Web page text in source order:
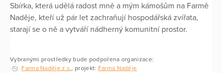
Sbírka, která udělá radost mně a mým kámošům na Farmě
Naděje, kteří už pár let zachraňují hospodářská zvířata,
starají se o ně a vytváří nádherný komunitní prostor.
Vybranými prostředky bude podpořena organizace:
Farma Naděje z.s.
, projekt: Farma Naděje